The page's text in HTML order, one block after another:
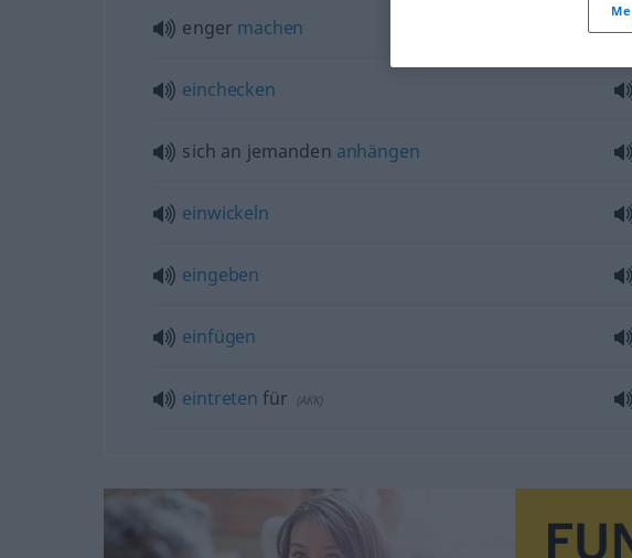
enger machen
einchecken
sich an jemanden anhängen
einwickeln
eingeben
einfügen
eintreten für (AKK)